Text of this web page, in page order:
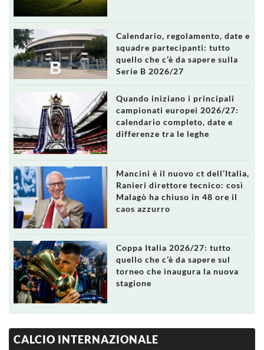
Calendario, regolamento, date e
squadre partecipanti: tutto
quello che c’è da sapere sulla
Serie B 2026/27
Quando iniziano i principali
campionati europei 2026/27:
calendario completo, date e
differenze tra le leghe
Mancini è il nuovo ct dell’Italia,
Ranieri direttore tecnico: così
Malagò ha chiuso in 48 ore il
caos azzurro
Coppa Italia 2026/27: tutto
quello che c’è da sapere sul
torneo che inaugura la nuova
stagione
CALCIO INTERNAZIONALE